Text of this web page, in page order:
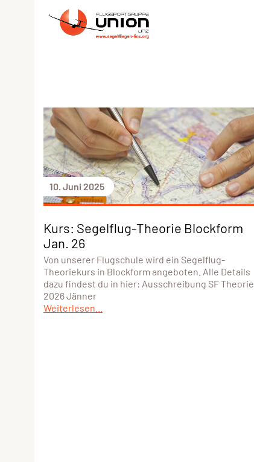
10. Juni 2025
Kurs: Segelflug-Theorie Blockform
Jan. 26
Von unserer Flugschule wird ein Segelflug-
Theoriekurs in Blockform angeboten. Alle Details
dazu findest du in hier: Ausschreibung SF Theorie
2026 Jänner
Weiterlesen...